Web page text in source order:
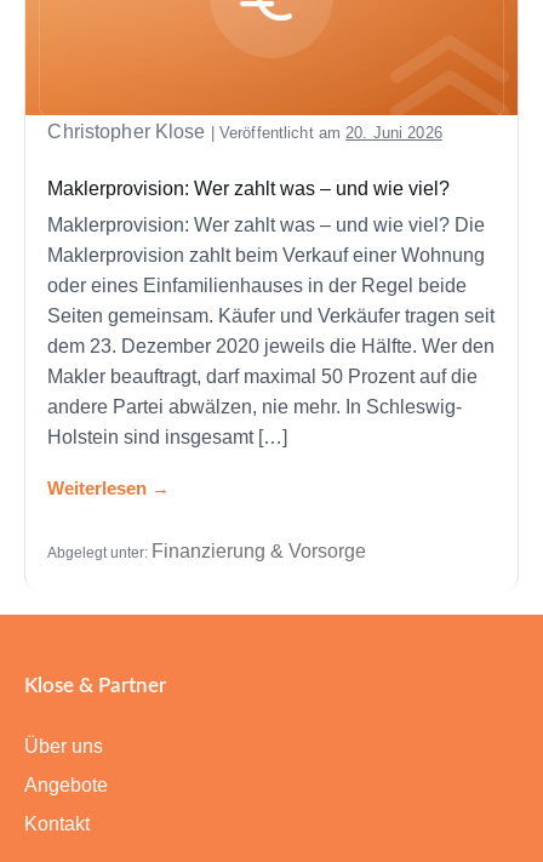
Maklerprovision: Wer zahlt was – und wie viel?
Christopher Klose Veröffentlicht am 20. Juni 2026
Maklerprovision: Wer zahlt was – und wie viel? Die
Maklerprovision zahlt beim Verkauf einer Wohnung
oder eines Einfamilienhauses in der Regel beide
Seiten gemeinsam. Käufer und Verkäufer tragen seit
dem 23. Dezember 2020 jeweils die Hälfte. Wer den
Makler beauftragt, darf maximal 50 Prozent auf die
andere Partei abwälzen, nie mehr. In Schleswig-
Holstein sind insgesamt […]
Weiterlesen
Abgelegt unter: Finanzierung & Vorsorge
Klose & Partner
Über uns
Angebote
Kontakt